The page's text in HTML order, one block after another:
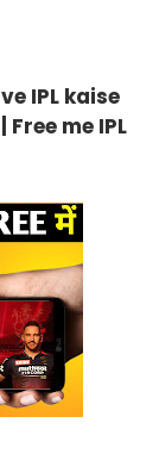
IPL kaise
me IPL